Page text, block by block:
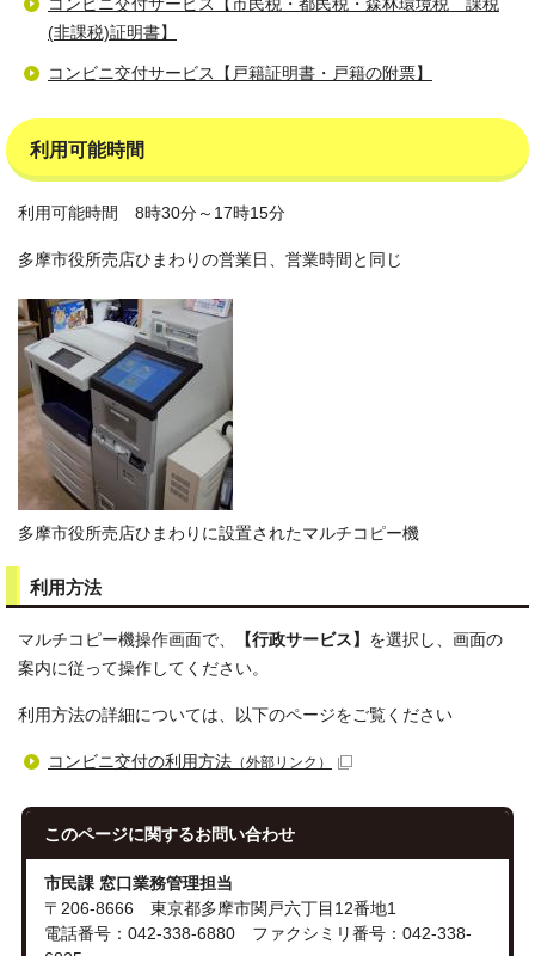
コンビニ交付サービス【市民税・都民税・森林環境税 課税
(非課税)証明書】
コンビニ交付サービス【戸籍証明書・戸籍の附票】
利用可能時間
利用可能時間 8時30分～17時15分
多摩市役所売店ひまわりの営業日、営業時間と同じ
多摩市役所売店ひまわりに設置されたマルチコピー機
利用方法
マルチコピー機操作画面で、 【行政サービス】 を選択し、画面の
案内に従って操作してください。
利用方法の詳細については、以下のページをご覧ください
コンビニ交付の利用方法 （外部リンク）
このページに関するお問い合わせ
市民課 窓口業務管理担当
〒206-8666 東京都多摩市関戸六丁目12番地1
電話番号：042-338-6880 ファクシミリ番号：042-338-